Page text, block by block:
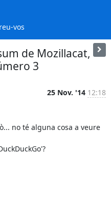
vos
de Mozillacat,
3
25 Nov. '14 12:18
no té alguna cosa a veure